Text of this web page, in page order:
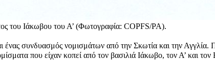
του Ιάκωβου του Α’ (Φωτογραφία: COPFS/PA).
ένας συνδυασμός νομισμάτων από την Σκωτία και την
που είχαν κοπεί από τον βασιλιά Ιάκωβο, τον Α’ και τον